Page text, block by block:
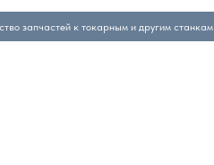
запчастей к токарным и другим станкам